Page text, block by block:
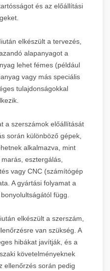
és az előállítási
elkészült a tervezés,
alapanyagot a
lehet fémes (például
vagy más speciális
tulajdonságokkal
a szerszámok előállítását
során különböző gépek,
alkalmazva, mint
esztergálás,
vagy CNC (számítógép
A gyártási folyamat a
függ.
elkészült a szerszám,
van szükség. A
hibákat javítják, és a
követelményeknek
ellenőrzés során pedig